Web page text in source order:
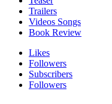
Trailers
Videos Songs
Book Review
Likes
Followers
Subscribers
Followers